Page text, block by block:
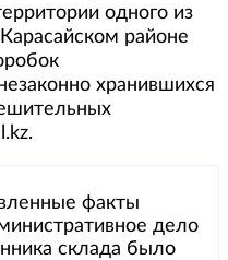
одного из
районе
хранившихся
факты
дело
склада было